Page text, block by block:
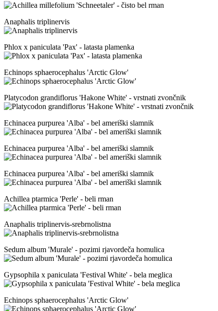
Anaphalis triplinervis
Phlox x paniculata 'Pax' - latasta plamenka
Echinops sphaerocephalus 'Arctic Glow'
Platycodon grandiflorus 'Hakone White' - vrstnati zvončnik
Echinacea purpurea 'Alba' - bel ameriški slamnik
Echinacea purpurea 'Alba' - bel ameriški slamnik
Echinacea purpurea 'Alba' - bel ameriški slamnik
Achillea ptarmica 'Perle' - beli rman
Anaphalis triplinervis-srebrnolistna
Sedum album 'Murale' - pozimi rjavordeča homulica
Gypsophila x paniculata 'Festival White' - bela meglica
Echinops sphaerocephalus 'Arctic Glow'